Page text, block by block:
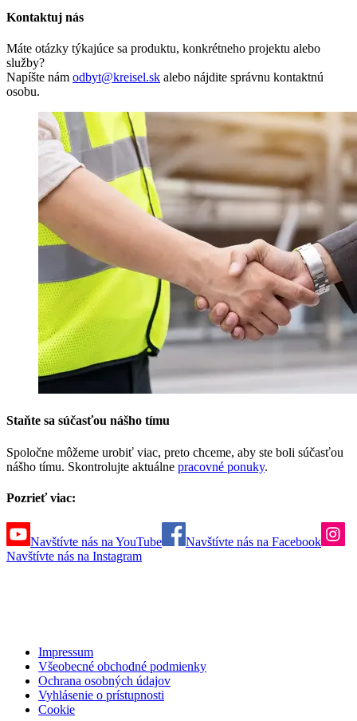
Kontaktuj nás
Máte otázky týkajúce sa produktu, konkrétneho projektu alebo
služby?
Napíšte nám odbyt@kreisel.sk alebo nájdite správnu kontaktnú
osobu.
Staňte sa súčasťou nášho tímu
Spoločne môžeme urobiť viac, preto chceme, aby ste boli súčasťou
nášho tímu. Skontrolujte aktuálne pracovné ponuky.
Pozrieť viac:
Navštívte nás na YouTube
Navštívte nás na Facebook
Navštívte nás na Instagram
Impressum
Všeobecné obchodné podmienky
Ochrana osobných údajov
Vyhlásenie o prístupnosti
Cookie